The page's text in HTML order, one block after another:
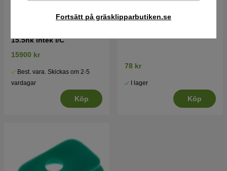
Fortsätt på gräsklipparbutiken.se
15.5hk Intek I/C
15900 kr
Best. vara. Skickas om 2-5
vardagar
Köp
78 kr
I lager
Köp